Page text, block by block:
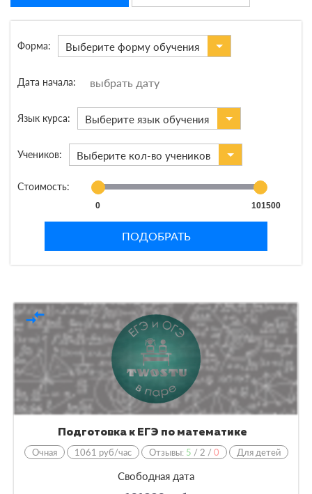
Форма: Выберите форму обучения
Дата начала:
Язык курса: Выберите язык обучения
Учеников: Выберите кол-во учеников
Стоимость:
0 101500
ПОДОБРАТЬ
compare_arrows
Подготовка к ЕГЭ по математике
Очная
1061 руб/час Отзывы: 5 / 2 /0 Для детей
Свободная дата